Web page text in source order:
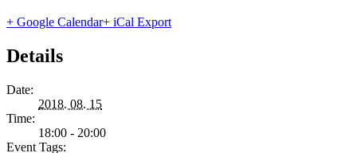
+ Google Calendar+ iCal Export
Details
Date:
2018. 08. 15
Time:
18:00 - 20:00
Event Tags: